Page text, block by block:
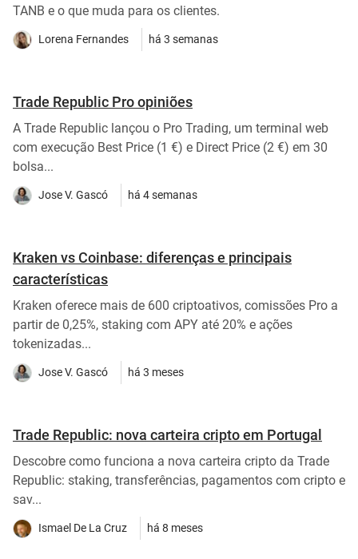
TANB e o que muda para os clientes.
Lorena Fernandes há 3 semanas
Trade Republic Pro opiniões
A Trade Republic lançou o Pro Trading, um terminal web
com execução Best Price (1 €) e Direct Price (2 €) em 30
bolsa...
Jose V. Gascó há 4 semanas
Kraken vs Coinbase: diferenças e principais
características
Kraken oferece mais de 600 criptoativos, comissões Pro a
partir de 0,25%, staking com APY até 20% e ações
tokenizadas...
Jose V. Gascó há 3 meses
Trade Republic: nova carteira cripto em Portugal
Descobre como funciona a nova carteira cripto da Trade
Republic: staking, transferências, pagamentos com cripto e
sav...
Ismael De La Cruz há 8 meses